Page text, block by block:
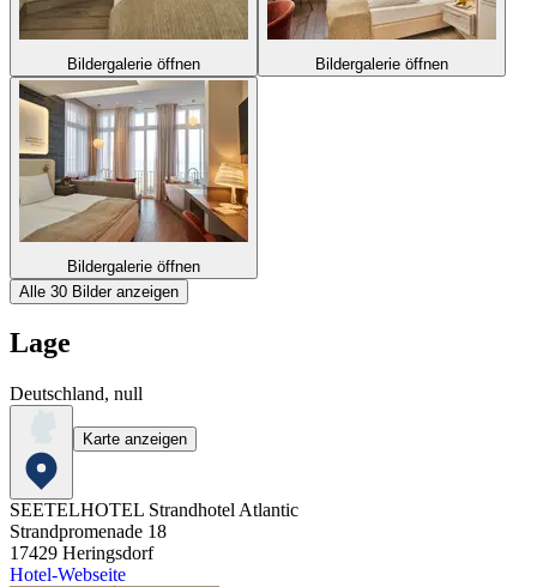
Bildergalerie öffnen Bildergalerie öffnen
Bildergalerie öffnen
Alle 30 Bilder anzeigen
Lage
Deutschland, null
Karte anzeigen
SEETELHOTEL Strandhotel Atlantic
Strandpromenade 18
17429 Heringsdorf
Hotel-Webseite